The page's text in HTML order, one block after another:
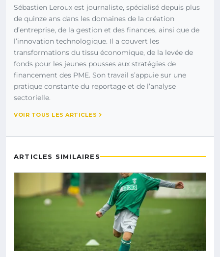
Sébastien Leroux est journaliste, spécialisé depuis plus
de quinze ans dans les domaines de la création
d’entreprise, de la gestion et des finances, ainsi que de
l’innovation technologique. Il a couvert les
transformations du tissu économique, de la levée de
fonds pour les jeunes pousses aux stratégies de
financement des PME. Son travail s’appuie sur une
pratique constante du reportage et de l’analyse
sectorielle.
VOIR TOUS LES ARTICLES
ARTICLES SIMILAIRES